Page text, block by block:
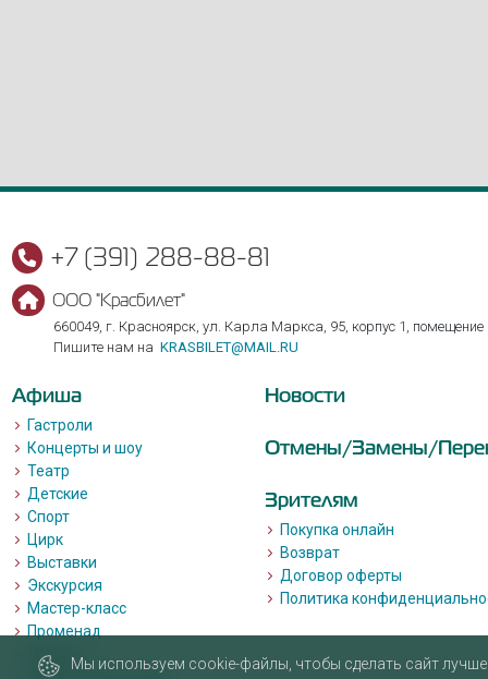
+7 (391) 288-88-81
ООО "Красбилет"
660049, г. Красноярск, ул. Карла Маркса, 95, корпус 1, помещение
Пишите нам на KRASBILET@MAIL.RU
Афиша
Гастроли
Концерты и шоу
Театр
Детские
Спорт
Цирк
Выставки
Экскурсия
Мастер-класс
Променад
Лекции
Новости
Отмены/Замены/
Зрителям
Покупка онлайн
Возврат
Договор оферты
Политика
Мы используем cookie-файлы, чтобы сделать сайт лучше